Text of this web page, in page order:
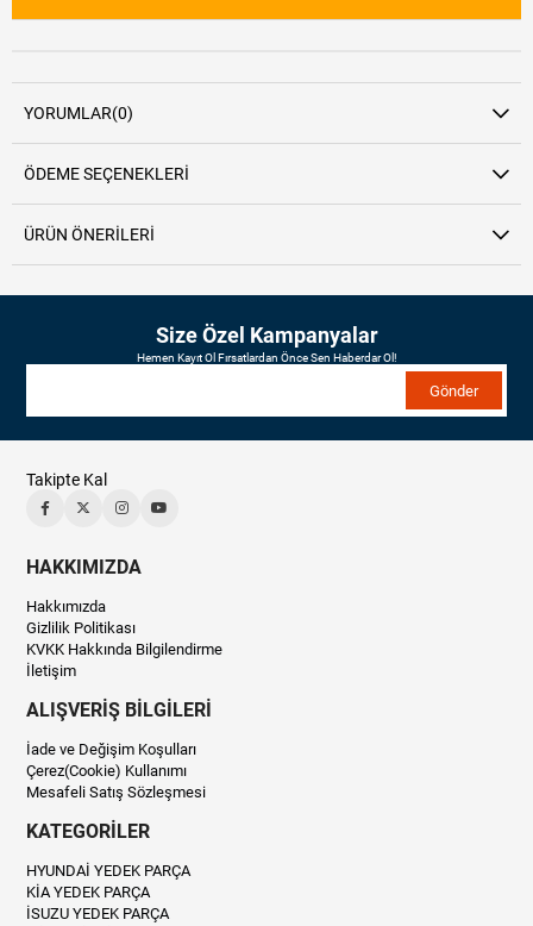
YORUMLAR(0)
ÖDEME SEÇENEKLERI
ÜRÜN ÖNERILERI
Size Özel Kampanyalar
Hemen Kayıt Ol Fırsatlardan Önce Sen Haberdar Ol!
Gönder
Takipte Kal
HAKKIMIZDA
Hakkımızda
Gizlilik Politikası
KVKK Hakkında Bilgilendirme
İletişim
ALIŞVERİŞ BİLGİLERİ
İade ve Değişim Koşulları
Çerez(Cookie) Kullanımı
Mesafeli Satış Sözleşmesi
KATEGORİLER
HYUNDAİ YEDEK PARÇA
KİA YEDEK PARÇA
İSUZU YEDEK PARÇA